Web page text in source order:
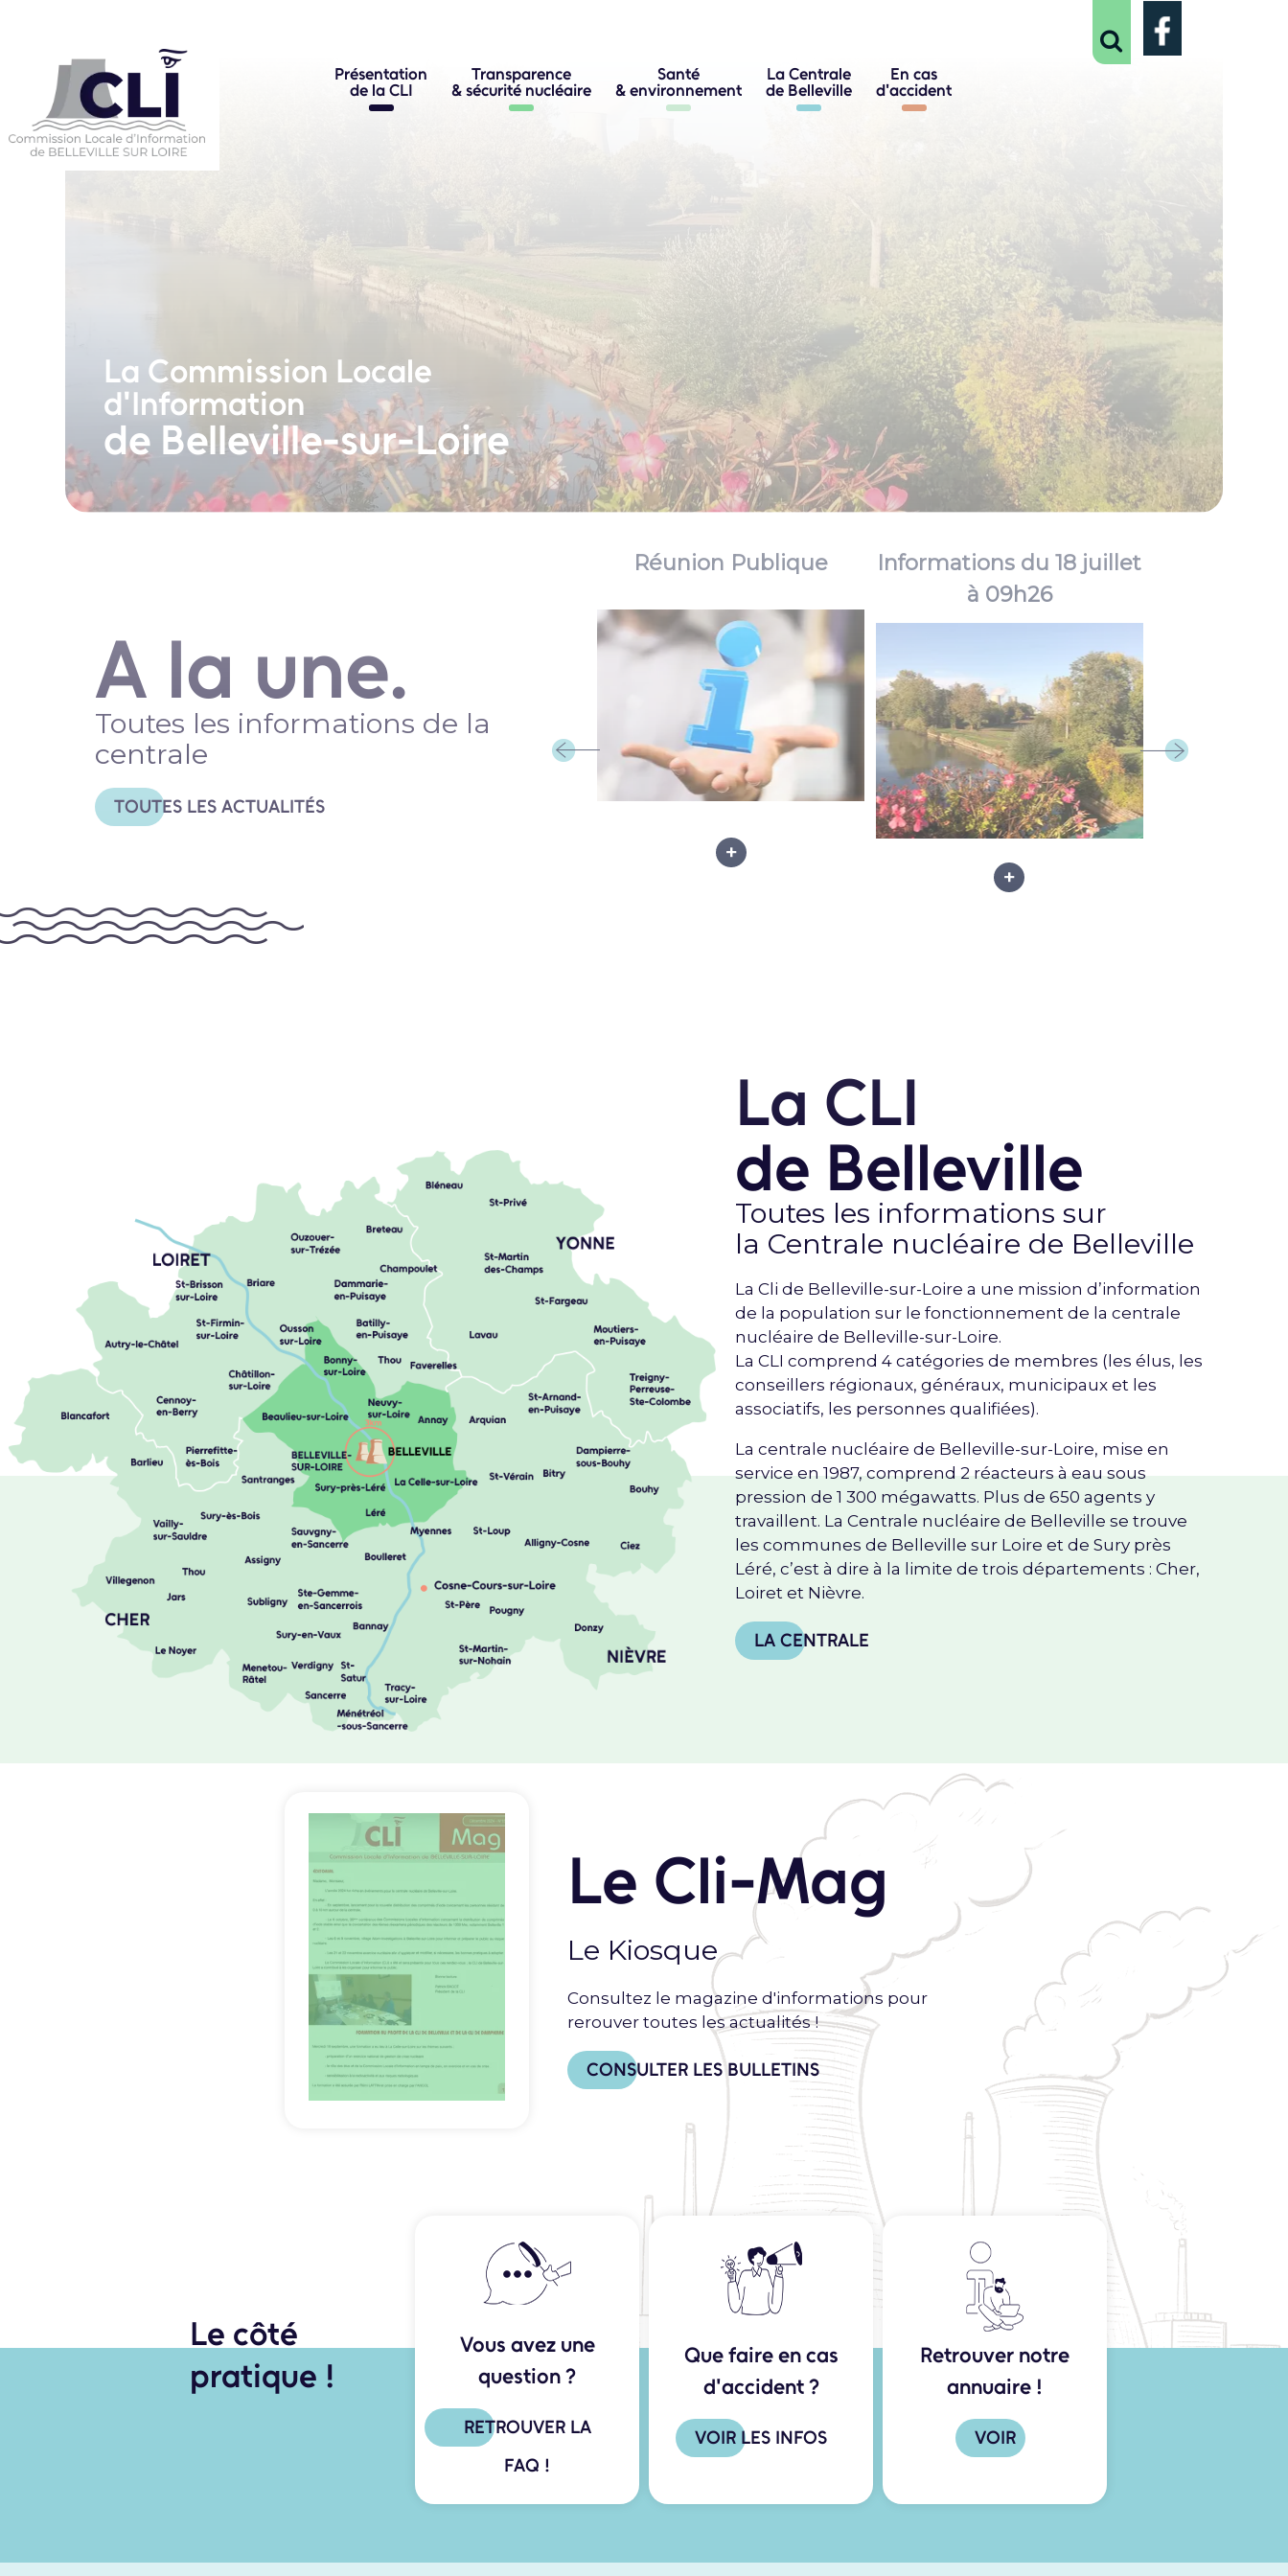
Présentation
de la CLI
Transparence
& sécurité nucléaire
Santé
& environnement
La Centrale
de Belleville
En cas
d'accident
La Commission Locale
d'Information
de Belleville-sur-Loire
A la une.
Toutes les informations de la
centrale
TOUTES LES ACTUALITÉS
Réunion Publique
Informations du 18 juillet
à 09h26
La CLI
de Belleville
Toutes les informationssur
la Centrale nucléaire de Belleville
La Cli de Belleville-sur-Loire a une mission d’information
de la population sur le fonctionnement de la centrale
nucléaire de Belleville-sur-Loire.
La CLI comprend 4 catégories de membres (les élus, les
conseillers régionaux, généraux, municipaux et les
associatifs, les personnes qualifiées).
La centrale nucléaire de Belleville-sur-Loire, mise en
service en 1987, comprend 2 réacteurs à eau sous
pression de 1 300 mégawatts. Plus de 650 agents y
travaillent. La Centrale nucléaire de Belleville se trouve
les communes de Belleville sur Loire et de Sury près
Léré, c’est à dire à la limite de trois départements : Cher,
Loiret et Nièvre.
LA CENTRALE
Le Cli-Mag
Le Kiosque
Consultez le magazine d'informations pour
rerouver toutes les actualités !
CONSULTER LES BULLETINS
Le côté
pratique !
Vous avez une
question ?
RETROUVER LA
FAQ !
Que faire en cas
d'accident ?
VOIR LES INFOS
Retrouver notre
annuaire !
VOIR